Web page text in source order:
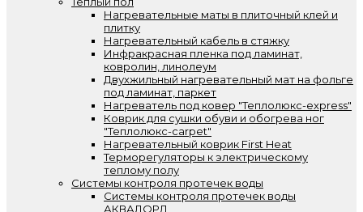
Нагревательные маты в плиточный клей и
плитку
Нагревательный кабель в стяжку
Инфракрасная пленка под ламинат,
ковролин, линолеум
Двухжильный нагревательный мат на фольге
под ламинат, паркет
Нагреватель под ковер "Теплолюкс-express"
Коврик для сушки обуви и обогрева ног
"Теплолюкс-carpet"
Нагревательный коврик First Heat
Терморегуляторы к электрическому
теплому полу
Системы контроля протечек воды
Системы контроля протечек воды
АКВАЛОРД